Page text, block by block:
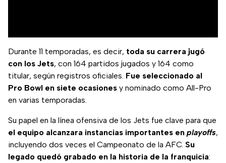
Durante 11 temporadas, es decir, toda su carrera jugó
con los Jets, con 164 partidos jugados y 164 como
titular, según registros oficiales. Fue seleccionado al
Pro Bowl en siete ocasiones y nominado como All-Pro
en varias temporadas.
Su papel en la línea ofensiva de los Jets fue clave para que
el equipo alcanzara instancias importantes en playoffs,
incluyendo dos veces el Campeonato de la AFC. Su
legado quedó grabado en la historia de la franquicia: